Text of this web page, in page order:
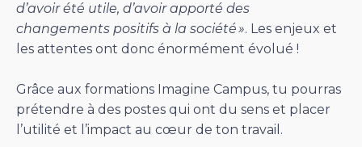
d’avoir été utile, d’avoir apporté des
changements positifs à la société ». Les enjeux et
les attentes ont donc énormément évolué !
Grâce aux formations Imagine Campus, tu pourras
prétendre à des postes qui ont du sens et placer
l’utilité et l’impact au cœur de ton travail.